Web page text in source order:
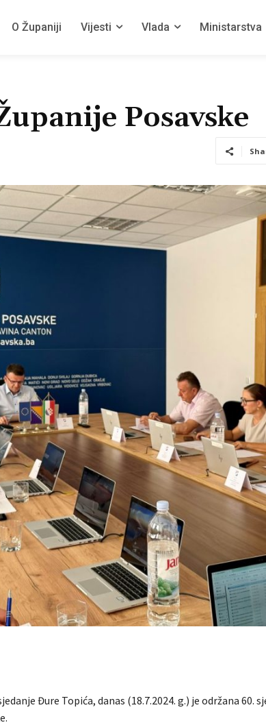
O Županiji Vijesti Vlada Ministarstva
Posavske
Đure Topića, danas (18.7.2024. g.) je održana 60.